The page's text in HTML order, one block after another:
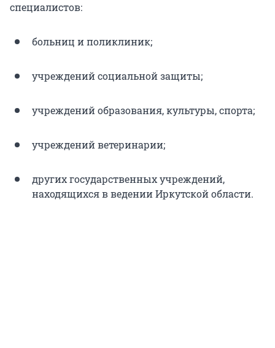
специалистов:
больниц и поликлиник;
учреждений социальной защиты;
учреждений образования, культуры, спорта;
учреждений ветеринарии;
других государственных учреждений,
находящихся в ведении Иркутской области.